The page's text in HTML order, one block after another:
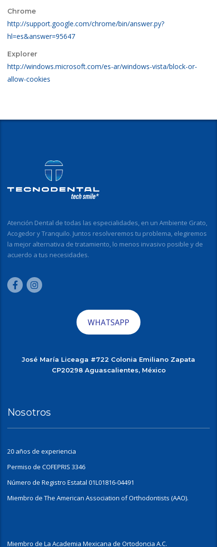
Chrome
http://support.google.com/chrome/bin/answer.py?
hl=es&answer=95647
Explorer
http://windows.microsoft.com/es-ar/windows-vista/block-or-
allow-cookies
Atención Dental de todas las especialidades, en un Ambiente Grato,
Acogedor y Tranquilo. Juntos resolveremos tu problema, elegiremos
la mejor alternativa de tratamiento, lo menos invasivo posible y de
acuerdo a tus necesidades.
WHATSAPP
José María Liceaga #722 Colonia Emiliano Zapata
CP20298 Aguascalientes, México
Nosotros
20 años de experiencia
Permiso de COFEPRIS 3346
Número de Registro Estatal 01L01816-04491
Miembro de The American Association of Orthodontists (AAO).
Miembro de La Academia Mexicana de Ortodoncia A.C.